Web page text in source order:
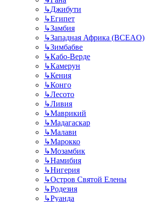
↳Джибути
↳Египет
↳Замбия
↳Западная Африка (BCEAO)
↳Зимбабве
↳Кабо-Верде
↳Камерун
↳Кения
↳Конго
↳Лесото
↳Ливия
↳Маврикий
↳Мадагаскар
↳Малави
↳Марокко
↳Мозамбик
↳Намибия
↳Нигерия
↳Остров Святой Елены
↳Родезия
↳Руанда